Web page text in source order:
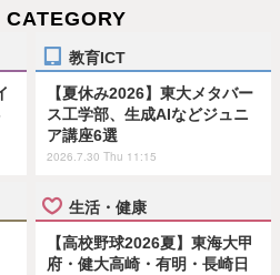
CATEGORY
教育ICT
【夏休み2026】東大メタバー
ス工学部、生成AIなどジュニ
ア講座6選
2026.7.30 Thu 11:15
生活・健康
【高校野球2026夏】東海大甲
府・健大高崎・有明・長崎日